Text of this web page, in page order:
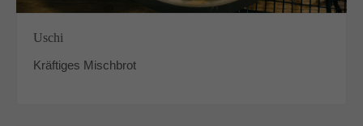
Uschi
Kräftiges Mischbrot